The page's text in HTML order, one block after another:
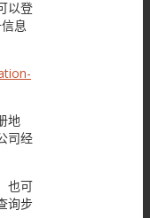
以登
息
地
司经
也可
询步